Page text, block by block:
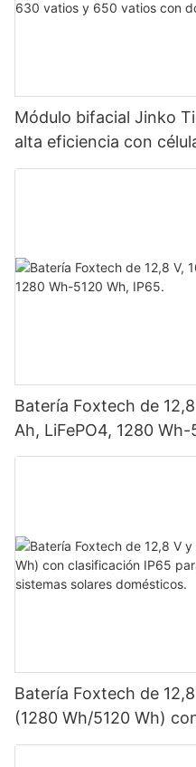
Módulo bifacial Jinko
alta eficiencia con
vatios, 620 vatios,
Batería Foxtech de
Ah, LiFePO4, 1280
Batería Foxtech de
(1280 Wh/5120 Wh)
almacenamiento de